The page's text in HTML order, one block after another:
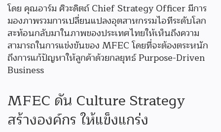
โดย คุณอาร์ม ศิวะดิตถ์ Chief Strategy Officer มีการ
มองภาพรวมการเปลี่ยนแปลงอุตสาหกรรมไอทีระดับโลก
สะท้อนกลับมาในภาพของประเทศไทยให้เห็นถึงความ
สามารถในการแข่งขันของ MFEC โดยที่จะต้องตระหนัก
ถึงการแก้ปัญหาให้ลูกค้าด้วยกลยุทธ์ Purpose-Driven
Business
MFEC ดัน Culture Strategy
สร้างองค์กร ให้แข็งแกร่ง